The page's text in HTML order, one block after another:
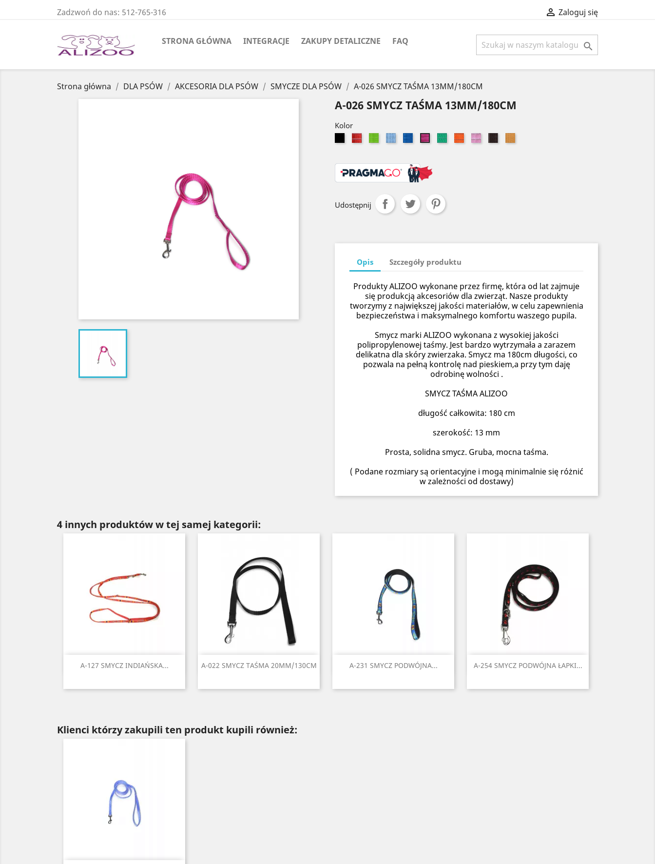
Zadzwoń do nas: 512-765-316  Zaloguj się
STRONA GŁÓWNA INTEGRACJE ZAKUPY DETALICZNE FAQ 
Strona główna DLA PSÓW AKCESORIA DLA PSÓW SMYCZE DLA PSÓW A-026 SMYCZ TAŚMA 13MM/180CM
A-026 SMYCZ TAŚMA 13MM/180CM
Kolor
CzarnyCzerwonySeledynowy
BłękitnyNiebieski
RóżowyZielonyPomarańczowy
Jasny
Brązowy
Udostępnij
Opis Szczegóły produktu
Produkty ALIZOO wykonane przez firmę, która od lat zajmuje
się produkcją akcesoriów dla zwierząt. Nasze produkty
tworzymy z największej jakości materiałów, w celu zapewnienia
bezpieczeństwa i maksymalnego komfortu waszego pupila.
Smycz marki ALIZOO wykonana z wysokiej jakości
polipropylenowej taśmy. Jest bardzo wytrzymała a zarazem
delikatna dla skóry zwierzaka. Smycz ma 180cm długości, co
pozwala na pełną kontrolę nad pieskiem,a przy tym daję
odrobinę wolności .
SMYCZ TAŚMA ALIZOO
długość całkowita: 180 cm
szerokość: 13 mm
Prosta, solidna smycz. Gruba, mocna taśma.
( Podane rozmiary są orientacyjne i mogą minimalnie się różnić
w zależności od dostawy)
4 innych produktów w tej samej kategorii:
A-127 SMYCZ INDIAŃSKA...
Szybki podgląd
A-022 SMYCZ TAŚMA 20MM/130CM
Szybki podgląd
A-231 SMYCZ PODWÓJNA...
Szybki podgląd
A-254 SMYCZ PODWÓJNA ŁAPKI...
Szybki podgląd
Klienci którzy zakupili ten produkt kupili również: